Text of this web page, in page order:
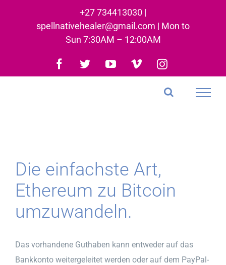
+27 734413030 |
spellnativehealer@gmail.com | Mon to
Sun 7:30AM – 12:00AM
Facebook
TwitterYouTubeVimeoInstagram
Die einfachste Art,
Ethereum zu Bitcoin
umzuwandeln.
Das vorhandene Guthaben kann entweder auf das
Bankkonto weitergeleitet werden oder auf dem PayPal-